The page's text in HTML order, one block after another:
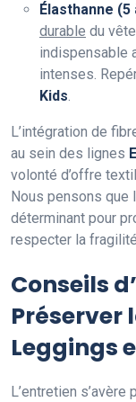
Élasthanne (5
durable du
indispensable
intenses.
Kids.
L’intégration de
au sein des lignes
volonté d’offre
Nous pensons que
déterminant pour
respecter la
Conseils
Préserver
Leggings
L’entretien